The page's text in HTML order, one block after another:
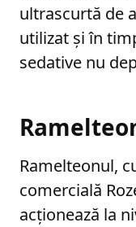
ultrascurtă de
utilizat și în
sedative nu
Ramelteonul,
comercială
acționează la